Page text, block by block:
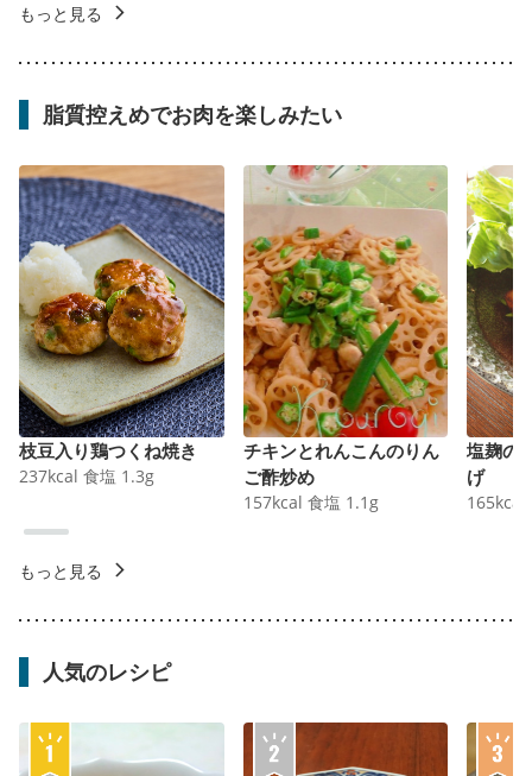
もっと見る
脂質控えめでお肉を楽しみたい
枝豆入り鶏つくね焼き
237kcal 食塩 1.3g
チキンとれんこんのりん
ご酢炒め
157kcal 食塩 1.1 g
塩麹の
げ
165kcal
もっと見る
人気のレシピ